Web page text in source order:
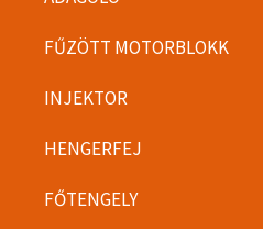
FŰZÖTT MOTORBLOKK
INJEKTOR
HENGERFEJ
FŐTENGELY